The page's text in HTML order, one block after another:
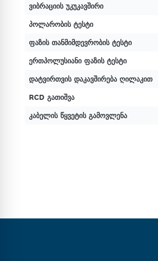
ვიბრაციის უკუკავშირი
პოლარობის ტესტი
ფაზის თანმიმდევრობის ტესტი
ერთპოლუსიანი ფაზის ტესტი
დატვირთვის დაკავშირება ღილაკით
RCD გათიშვა
კაბელის წყვეტის გამოვლენა